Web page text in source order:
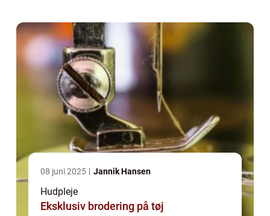
fysiske...
08 juni 2025 Jannik Hansen
Hudpleje
Eksklusiv brodering på tøj